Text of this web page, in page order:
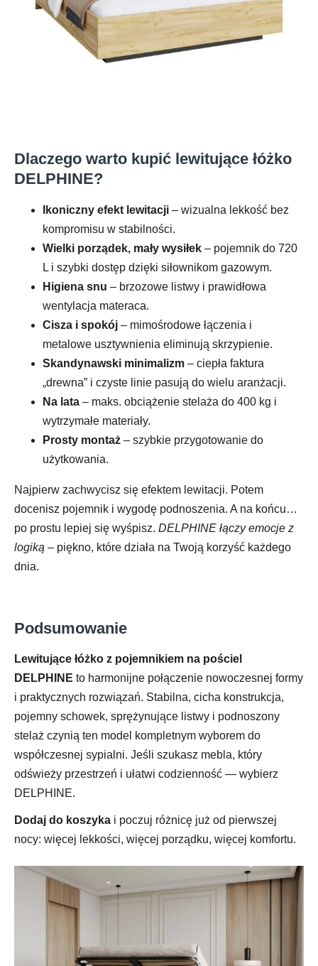
Dlaczego warto kupić lewitujące łóżko
DELPHINE?
Ikoniczny efekt lewitacji – wizualna lekkość bez
kompromisu w stabilności.
Wielki porządek, mały wysiłek – pojemnik do 720
L i szybki dostęp dzięki siłownikom gazowym.
Higiena snu – brzozowe listwy i prawidłowa
wentylacja materaca.
Cisza i spokój – mimośrodowe łączenia i
metalowe usztywnienia eliminują skrzypienie.
Skandynawski minimalizm – ciepła faktura
„drewna” i czyste linie pasują do wielu aranżacji.
Na lata – maks. obciążenie stelaża do 400 kg i
wytrzymałe materiały.
Prosty montaż – szybkie przygotowanie do
użytkowania.
Najpierw zachwycisz się efektem lewitacji. Potem
docenisz pojemnik i wygodę podnoszenia. A na końcu…
po prostu lepiej się wyśpisz. DELPHINE łączy emocje z
logiką – piękno, które działa na Twoją korzyść każdego
dnia.
Podsumowanie
Lewitujące łóżko z pojemnikiem na pościel
DELPHINE to harmonijne połączenie nowoczesnej formy
i praktycznych rozwiązań. Stabilna, cicha konstrukcja,
pojemny schowek, sprężynujące listwy i podnoszony
stelaż czynią ten model kompletnym wyborem do
współczesnej sypialni. Jeśli szukasz mebla, który
odświeży przestrzeń i ułatwi codzienność — wybierz
DELPHINE.
Dodaj do koszyka i poczuj różnicę już od pierwszej
nocy: więcej lekkości, więcej porządku, więcej komfortu.